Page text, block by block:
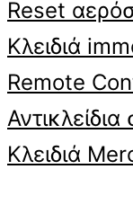
Reset
Κλειδιά
Remote
Αντικλείδια
Κλειδιά